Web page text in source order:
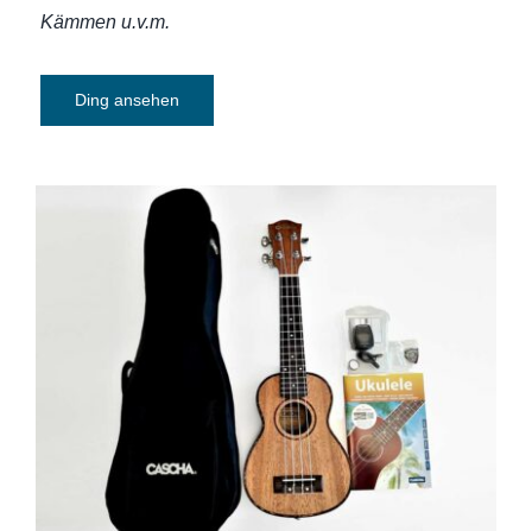
Kämmen u.v.m.
Ding ansehen
UKULELE Sopran Cascha Premium
Mahagoni Bundle